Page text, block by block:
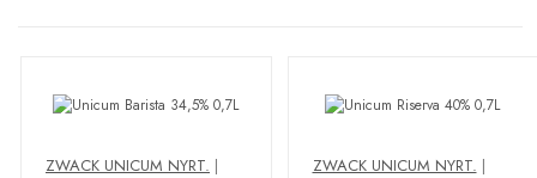
ZWACK UNICUM NYRT. |
ZWACK UNICUM NYRT. |